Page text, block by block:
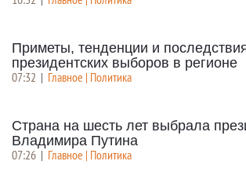
Приметы, тенденции и
президентских выборов в регионе
07:32 | Главное | Политика
Страна на шесть лет выбрала
Владимира Путина
07:26 | Главное | Политика